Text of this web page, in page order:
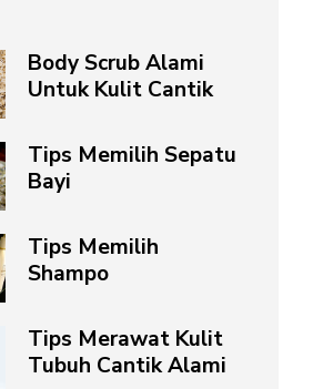
Body Scrub Alami
Untuk Kulit Cantik
Tips Memilih Sepatu
Bayi
Tips Memilih
Shampo
Tips Merawat Kulit
Tubuh Cantik Alami